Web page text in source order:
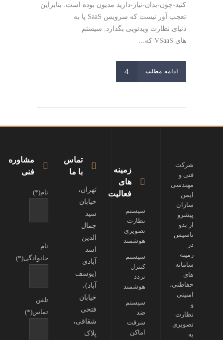
کنید-چون-بدان-نیاز-دارید مدیون بوده است. بنابراین
تعجب آور نیست که سرویس SaaS پا به
دنیای نظارت ویدئویی بگذارد. سیستم
های VSaaS که...
ادامه مطلب
مشاوره
فنی
نام(*)
نام
خانوادگی(*)
تلفن
تماس(*)
تماس
با ما
تهران،
خیابان
سید
جمال
الدین
اسد
آبادی
(یوسف
آباد)،
خیابان
فتحی
شقاقی،
پلاک
زمینه
های
فعالیت
سیستم
نظارت
تصویری
هوشمند
سیستم
کنترل
تردد
هوشمند
سیستم
ضد
سرقت
اماکن
شرکت
فنی و
مهندسی
ایمن
سازان
پیشرو
از بدو
تاسیس
در
زمینه
سامانه
های
حفاظتی،
امنیتی
و
نظارت
تصویری
به